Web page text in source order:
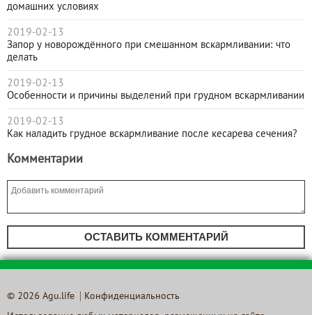
домашних условиях
2019-02-13
Запор у новорождённого при смешанном вскармливании: что
делать
2019-02-13
Особенности и причины выделений при грудном вскармливании
2019-02-13
Как наладить грудное вскармливание после кесарева сечения?
Комментарии
ОСТАВИТЬ КОММЕНТАРИЙ
© 2026 Agu.life Конфиденциальность